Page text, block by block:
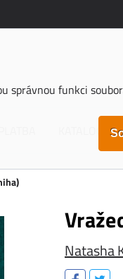
správnou funkci
KATALOGY
Natasha